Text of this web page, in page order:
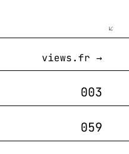
views.fr →
003
059